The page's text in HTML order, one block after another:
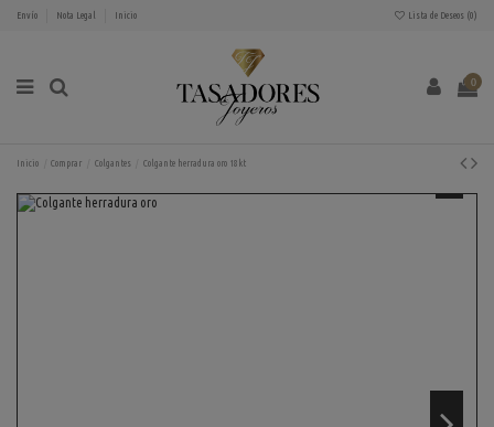
Envío Nota Legal Inicio Lista de Deseos (0)
0
Inicio Comprar Colgantes Colgante herradura oro 18kt